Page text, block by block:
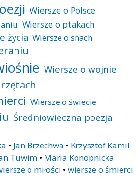
Wiersze o Polsce
Wiersze o ptakach
życia Wiersze o snach
Wiersze o wojnie
Wiersze o świecie
Średniowieczna poezja
• Jan Brzechwa • Krzysztof Kamil
Tuwim• Maria Konopnicka
o miłości • wiersze o śmierci